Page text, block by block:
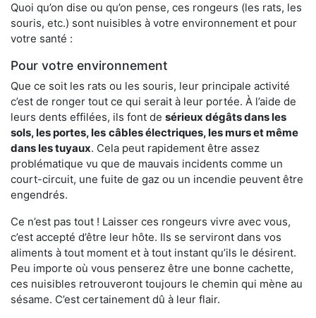
Quoi qu’on dise ou qu’on pense, ces rongeurs (les rats, les
souris, etc.) sont nuisibles à votre environnement et pour
votre santé :
Pour votre environnement
Que ce soit les rats ou les souris, leur principale activité
c’est de ronger tout ce qui serait à leur portée. À l’aide de
leurs dents effilées, ils font de sérieux dégâts dans les
sols, les portes, les câbles électriques, les murs et même
dans les tuyaux. Cela peut rapidement être assez
problématique vu que de mauvais incidents comme un
court-circuit, une fuite de gaz ou un incendie peuvent être
engendrés.
Ce n’est pas tout ! Laisser ces rongeurs vivre avec vous,
c’est accepté d’être leur hôte. Ils se serviront dans vos
aliments à tout moment et à tout instant qu’ils le désirent.
Peu importe où vous penserez être une bonne cachette,
ces nuisibles retrouveront toujours le chemin qui mène au
sésame. C’est certainement dû à leur flair.